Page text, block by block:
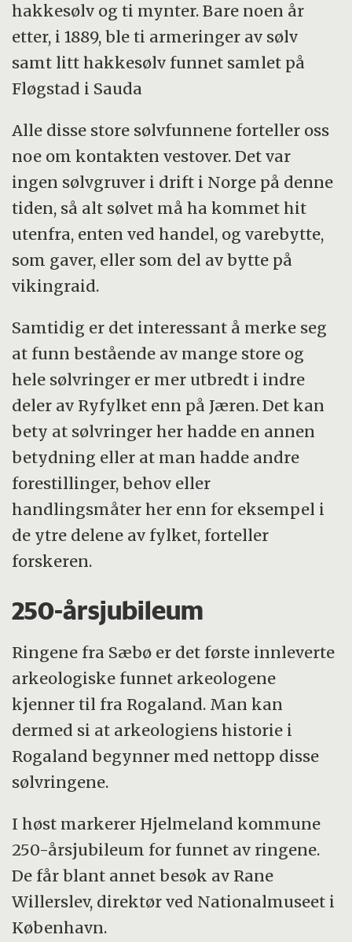
hakkesølv og ti mynter. Bare noen år
etter, i 1889, ble ti armeringer av sølv
samt litt hakkesølv funnet samlet på
Fløgstad i Sauda
Alle disse store sølvfunnene forteller oss
noe om kontakten vestover. Det var
ingen sølvgruver i drift i Norge på denne
tiden, så alt sølvet må ha kommet hit
utenfra, enten ved handel, og varebytte,
som gaver, eller som del av bytte på
vikingraid.
Samtidig er det interessant å merke seg
at funn bestående av mange store og
hele sølvringer er mer utbredt i indre
deler av Ryfylket enn på Jæren. Det kan
bety at sølvringer her hadde en annen
betydning eller at man hadde andre
forestillinger, behov eller
handlingsmåter her enn for eksempel i
de ytre delene av fylket, forteller
forskeren.
250-årsjubileum
Ringene fra Sæbø er det første innleverte
arkeologiske funnet arkeologene
kjenner til fra Rogaland. Man kan
dermed si at arkeologiens historie i
Rogaland begynner med nettopp disse
sølvringene.
I høst markerer Hjelmeland kommune
250-årsjubileum for funnet av ringene.
De får blant annet besøk av Rane
Willerslev, direktør ved Nationalmuseet i
København.